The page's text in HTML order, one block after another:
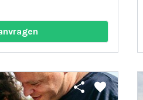
share favorite